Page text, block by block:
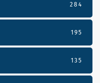
284
195
135